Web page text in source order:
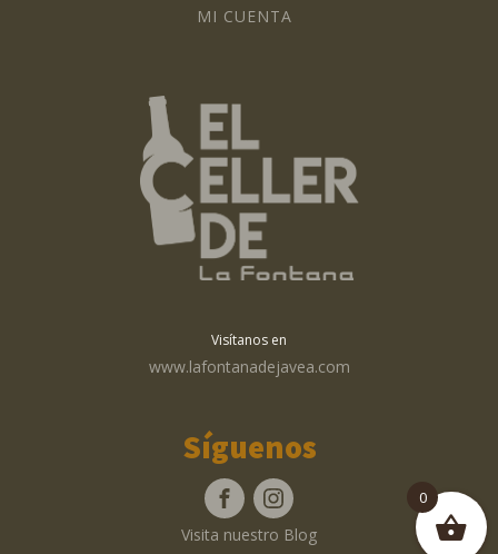
MI CUENTA
Visítanos en
www.lafontanadejavea.com
Síguenos
Visita nuestro Blog
0